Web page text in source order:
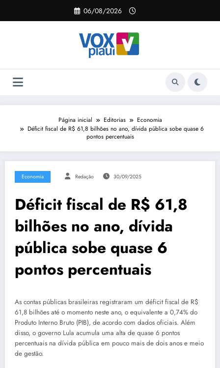
o
06/08/2026
Página inicial Editorias
Economia
Déficit fiscal de R$ 61,8 bilhões no ano, dívida pública sobe quase 6
pontos percentuais
Economia Redação 30/09/2025
Déficit fiscal de R$ 61,8
bilhões no ano, dívida
pública sobe quase 6
pontos percentuais
As contas públicas brasileiras registraram um déficit fiscal de R$
61,8 bilhões até o momento neste ano, o equivalente a 0,74% do
Produto Interno Bruto (PIB), de acordo com dados oficiais. Além
disso, o governo Lula acumula uma alta de quase 6 pontos
percentuais na dívida pública em pouco mais de dois anos e meio
de gestão.